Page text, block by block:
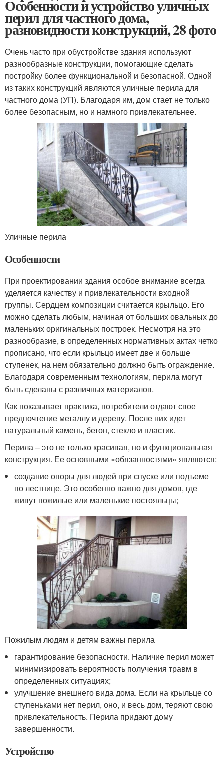
Особенности и устройство уличных
перил для частного дома,
разновидности конструкций, 28 фото
Очень часто при обустройстве здания используют
разнообразные конструкции, помогающие сделать
постройку более функциональной и безопасной. Одной
из таких конструкций являются уличные перила для
частного дома (УП). Благодаря им, дом стает не только
более безопасным, но и намного привлекательнее.
Уличные перила
Особенности
При проектировании здания особое внимание всегда
уделяется качеству и привлекательности входной
группы. Сердцем композиции считается крыльцо. Его
можно сделать любым, начиная от больших овальных до
маленьких оригинальных построек. Несмотря на это
разнообразие, в определенных нормативных актах четко
прописано, что если крыльцо имеет две и больше
ступенек, на нем обязательно должно быть ограждение.
Благодаря современным технологиям, перила могут
быть сделаны с различных материалов.
Как показывает практика, потребители отдают свое
предпочтение металлу и дереву. После них идет
натуральный камень, бетон, стекло и пластик.
Перила – это не только красивая, но и функциональная
конструкция. Ее основными «обязанностями» являются:
создание опоры для людей при спуске или подъеме
по лестнице. Это особенно важно для домов, где
живут пожилые или маленькие постояльцы;
Пожилым людям и детям важны перила
гарантирование безопасности. Наличие перил может
минимизировать вероятность получения травм в
определенных ситуациях;
улучшение внешнего вида дома. Если на крыльце со
ступеньками нет перил, оно, и весь дом, теряют свою
привлекательность. Перила придают дому
завершенности.
Устройство